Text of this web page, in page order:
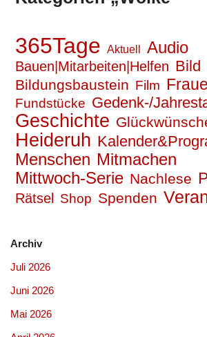
365Tage Aktuell Audio
Bauen|Mitarbeiten|Helfen Bild
Bildungsbaustein Film
Fundstücke Gedenk-/
Geschichte
Heideruh
Menschen Mitmachen
Mittwoch-Serie Nachlese
Rätsel Shop Spenden
Archiv
Juli 2026
Juni 2026
Mai 2026